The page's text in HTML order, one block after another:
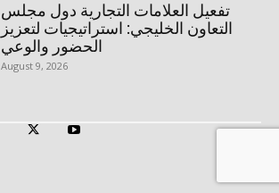
تفعيل العلامات التجارية دول مجلس
التعاون الخليجي: استراتيجيات لتعزيز
الحضور والوعي
August 9, 2026